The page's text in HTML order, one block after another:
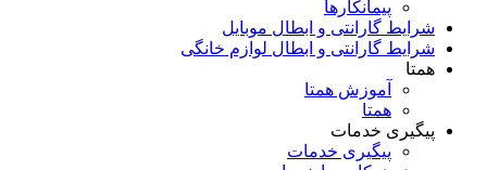
پیمانکارها
شرایط گارانتی و ابطال موبایل
شرایط گارانتی و ابطال لوازم خانگی
همتا
آموزش همتا
همتا
پیگیری خدمات
پیگیری خدمات